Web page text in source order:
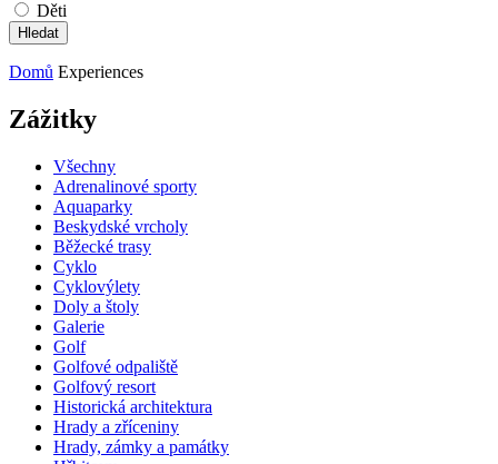
Děti
Domů Experiences
Zážitky
Všechny
Adrenalinové sporty
Aquaparky
Beskydské vrcholy
Běžecké trasy
Cyklo
Cyklovýlety
Doly a štoly
Galerie
Golf
Golfové odpaliště
Golfový resort
Historická architektura
Hrady a zříceniny
Hrady, zámky a památky